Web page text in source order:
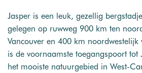
Jasper is een leuk, gezellig
gelegen op ruwweg 900 km ten
Vancouver en 400 km noordwestelijk
is de voornaamste toegangspoort tot
het mooiste natuurgebied in West-